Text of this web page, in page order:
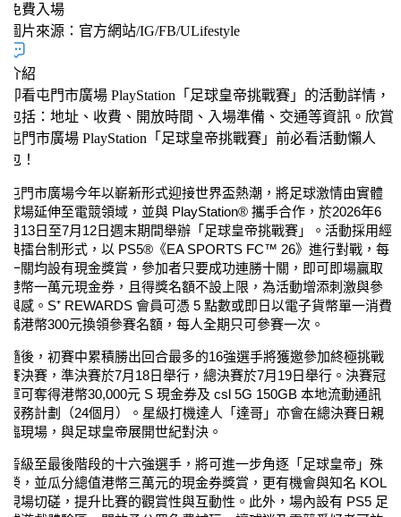
費入場
片來源：官方網站/IG/FB/ULifestyle
紹
看屯門市廣場 PlayStation「足球皇帝挑戰賽」的活動詳情，
括：地址、收費、開放時間、入場準備、交通等資訊。欣賞
門市廣場 PlayStation「足球皇帝挑戰賽」前必看活動懶人
！
門市廣場今年以嶄新形式迎接世界盃熱潮，將足球激情由實體
場延伸至電競領域，並與 PlayStation® 攜手合作，於 2026年6
13日至7月12日週末期間舉辦「足球皇帝挑戰賽」。活動採用經
擂台制形式，以 PS5®《EA SPORTS FC™ 26》進行對戰，每
關均設有現金獎賞，參加者只要成功連勝十關，即可即場贏取
幣一萬元現金券，且得獎名額不設上限， 為活動增添刺激與參
感。S⁺ REWARDS 會員可憑 5 點數或即日以電子貨幣單一消費
港幣300元換領參賽名額，每人全期只可參賽一次。
後，初賽中累積勝出回合最多的16強選手將獲邀參加終極挑戰
決賽，準決賽於7月18日舉行，總決賽於7月19日舉行。決賽冠
可奪得港幣30,000元 S 現金券及 csl 5G 150GB 本地流動通訊
務計劃（24個月）。星級打機達人「達哥」亦會在總決賽日親
現場，與足球皇帝展開世紀對決。
級至最後階段的十六強選手，將可進一步角逐「足球皇帝」殊
，並瓜分總值港幣三萬元的現金券獎賞，更有機會與知名 KOL
場切磋，提升比賽的觀賞性與互動性。此外，場內設有 PS5 足